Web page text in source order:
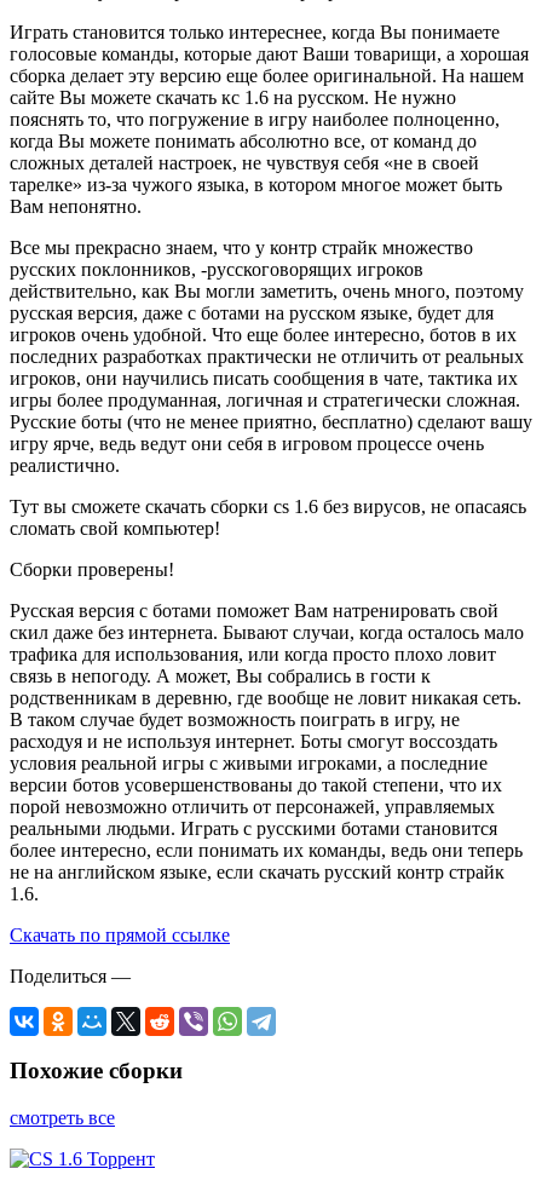
Играть становится только интереснее, когда Вы понимаете
голосовые команды, которые дают Ваши товарищи, а хорошая
сборка делает эту версию еще более оригинальной. На нашем
сайте Вы можете скачать кс 1.6 на русском. Не нужно
пояснять то, что погружение в игру наиболее полноценно,
когда Вы можете понимать абсолютно все, от команд до
сложных деталей настроек, не чувствуя себя «не в своей
тарелке» из-за чужого языка, в котором многое может быть
Вам непонятно.
Все мы прекрасно знаем, что у контр страйк множество
русских поклонников, -русскоговорящих игроков
действительно, как Вы могли заметить, очень много, поэтому
русская версия, даже с ботами на русском языке, будет для
игроков очень удобной. Что еще более интересно, ботов в их
последних разработках практически не отличить от реальных
игроков, они научились писать сообщения в чате, тактика их
игры более продуманная, логичная и стратегически сложная.
Русские боты (что не менее приятно, бесплатно) сделают вашу
игру ярче, ведь ведут они себя в игровом процессе очень
реалистично.
Тут вы сможете скачать сборки cs 1.6 без вирусов, не опасаясь
сломать свой компьютер!
Сборки проверены!
Русская версия с ботами поможет Вам натренировать свой
скил даже без интернета. Бывают случаи, когда осталось мало
трафика для использования, или когда просто плохо ловит
связь в непогоду. А может, Вы собрались в гости к
родственникам в деревню, где вообще не ловит никакая сеть.
В таком случае будет возможность поиграть в игру, не
расходуя и не используя интернет. Боты смогут воссоздать
условия реальной игры с живыми игроками, а последние
версии ботов усовершенствованы до такой степени, что их
порой невозможно отличить от персонажей, управляемых
реальными людьми. Играть с русскими ботами становится
более интересно, если понимать их команды, ведь они теперь
не на английском языке, если скачать русский контр страйк
1.6.
Скачать по прямой ссылке
Поделиться —
Похожие сборки
смотреть все